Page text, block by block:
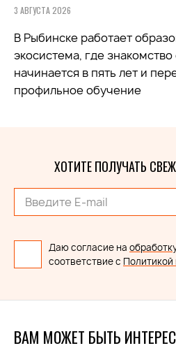
3 АВГУСТА 2026
В Рыбинске работает
экосистема, где
начинается в пять лет и
профильное обучение
ХОТИТЕ ПОЛУЧАТЬ
Даю согласие на
соответствие с
ВАМ МОЖЕТ БЫТЬ